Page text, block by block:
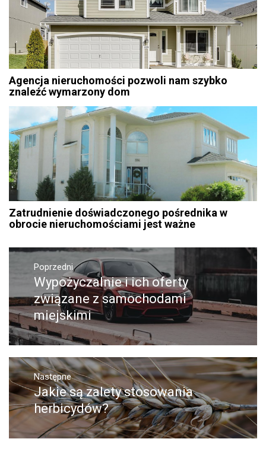
Agencja nieruchomości pozwoli nam szybko
znaleźć wymarzony dom
Zatrudnienie doświadczonego pośrednika w
obrocie nieruchomościami jest ważne
Nawigacja
wpisu
Poprzedni
Poprzedni
wpis:
Wypożyczalnie i ich oferty
związane z samochodami
miejskimi
Następne
Następny
post:
Jakie są zalety stosowania
herbicydów?